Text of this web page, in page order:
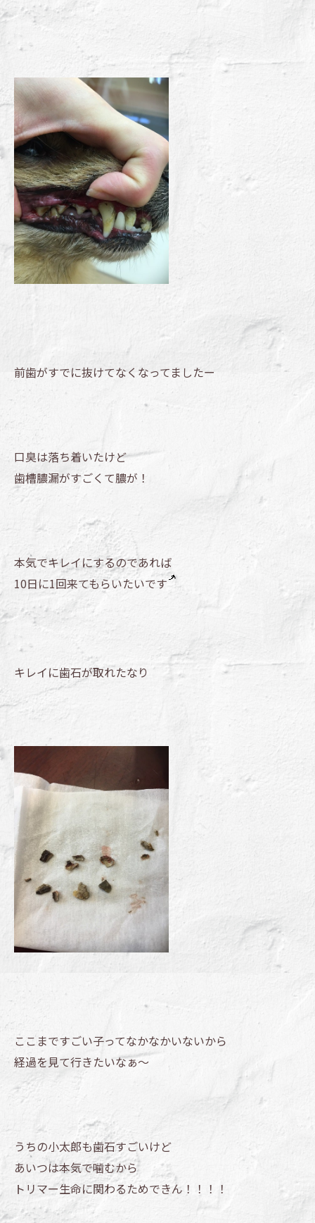
前歯がすでに抜けてなくなってましたー
口臭は落ち着いたけど
歯槽膿漏がすごくて膿が！
本気でキレイにするのであれば
10日に1回来てもらいたいです
キレイに歯石が取れたなり
ここまですごい子ってなかなかいないから
経過を見て行きたいなぁ～
うちの小太郎も歯石すごいけど
あいつは本気で噛むから
トリマー生命に関わるためできん！！！！